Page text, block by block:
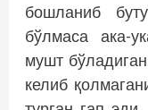
бош­ланиб
бўлмаса ака-
мушт
келиб